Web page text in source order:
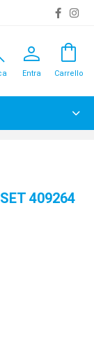
person
Entra
shopping_bag
Carrello
409264